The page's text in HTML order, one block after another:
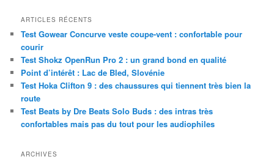
h
r
c
h
e
ARTICLES RÉCENTS
Test Gowear Concurve veste coupe-vent : confortable pour
courir
Test Shokz OpenRun Pro 2 : un grand bond en qualité
Point d’intérêt : Lac de Bled, Slovénie
Test Hoka Clifton 9 : des chaussures qui tiennent très bien la
route
Test Beats by Dre Beats Solo Buds : des intras très
confortables mais pas du tout pour les audiophiles
ARCHIVES